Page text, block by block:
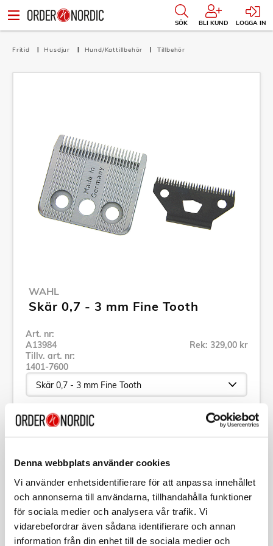
Denna webbplats använder cookies
Vi använder enhetsidentifierare för att anpassa innehållet
och annonserna till användarna, tillhandahålla funktioner
för sociala medier och analysera vår trafik. Vi
vidarebefordrar även sådana identifierare och annan
information från din enhet till de sociala medier och
SÖK BLI KUND LOGGA IN
Fritid Husdjur Hund/Kattillbehör Tillbehör
WAHL
Skär 0,7 - 3 mm Fine Tooth
Art. nr:
A13984
Tillv. art. nr:
1401-7600
Rek: 329,00 kr
Se alla produkter inom Wahl
Specifikation
Beskrivning
Art. nr:A13984